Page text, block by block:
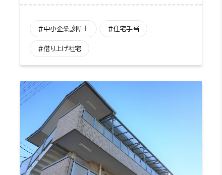
企業診断士がコメント】
#中小企業診断士 #住宅手当
#借り上げ社宅